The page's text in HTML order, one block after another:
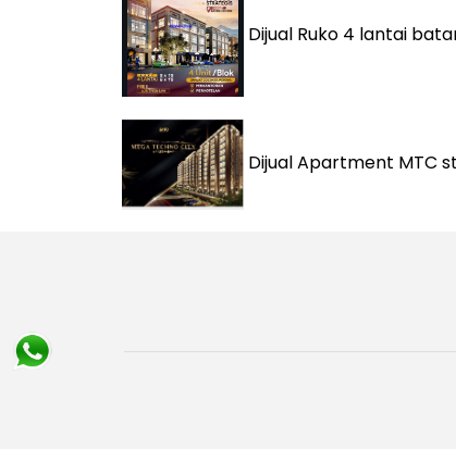
Dijual Ruko 4 lantai
DijualApartment MTC